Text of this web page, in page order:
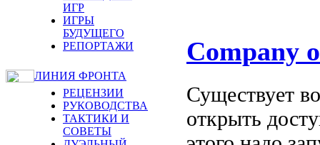
ИГР
ИГРЫ
БУДУЩЕГО
РЕПОРТАЖИ
ЛИНИЯ ФРОНТА
РЕЦЕНЗИИ
РУКОВОДСТВА
ТАКТИКИ И
СОВЕТЫ
Company
Существует
открыть